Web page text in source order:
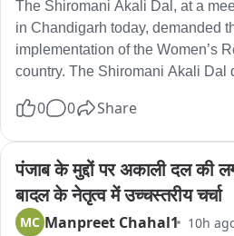
The Shiromani Akali Dal, at a
in Chandigarh today, demanded
implementation of the Women’s
country. The Shiromani Akali Dal
dignity, equality and equal rights
already set an example by
reservation in its House.
After detailed deliberations on key
0 0 Share
पंजाब के मुद्दों पर अकाली दल की
बादल के नेतृत्व में उच्चस्तरीय चर्चा
MC Manpreet Chahal1 10h